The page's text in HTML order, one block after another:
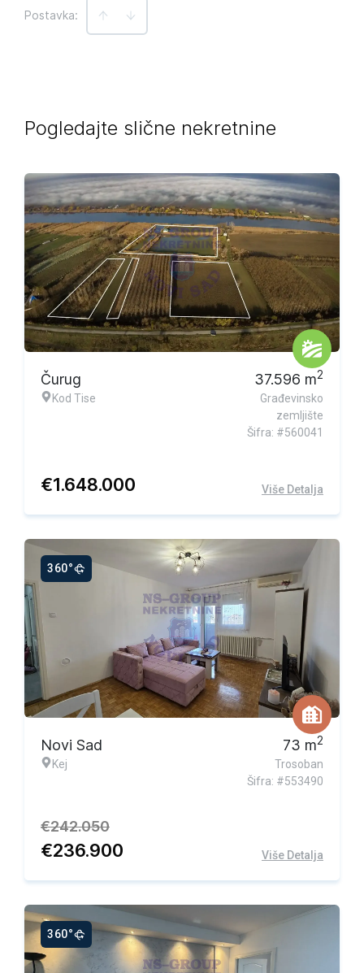
Postavka:
Pogledajte slične nekretnine
Ekskluzivna ponuda
Čurug
Kod Tise
37.596 m2
Građevinsko
zemljište
Šifra: #560041
€1.648.000 Više Detalja
360°
Ekskluzivna ponuda
Novi Sad
Kej
73 m2
Trosoban
Šifra: #553490
€242.050
€236.900 Više Detalja
360°